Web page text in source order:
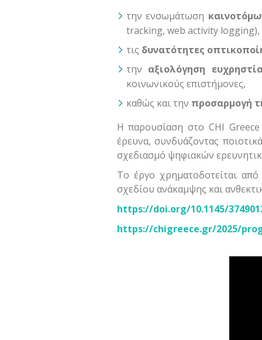
την ενσωμάτωση
tracking, web activity logging),
τις δυνατότητες
την αξιολόγηση
κοινωνικούς επιστήμονες,
καθώς και την προσαρμογή
Η παρουσίαση στο CHI Greece
έρευνα, συνδυάζοντας
σχεδιασμό ψηφιακών
Το έργο χρηματοδοτείται από
σχεδίου ανάκαμψης και
https://doi.org/10.1145/
https://chigreece.gr/2025/